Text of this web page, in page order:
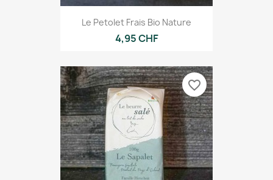
Le Petolet Frais Bio Nature
4,95 CHF
favorite_border